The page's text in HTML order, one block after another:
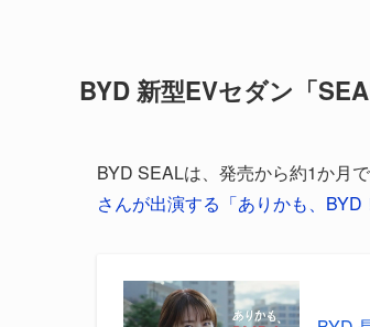
BYD 新型EVセダン「
BYD SEALは、発売から約1か月
さんが出演する「ありかも、